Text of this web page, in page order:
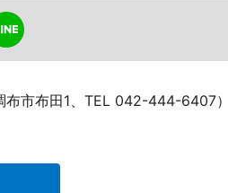
布市布田1、TEL 042-444-6407